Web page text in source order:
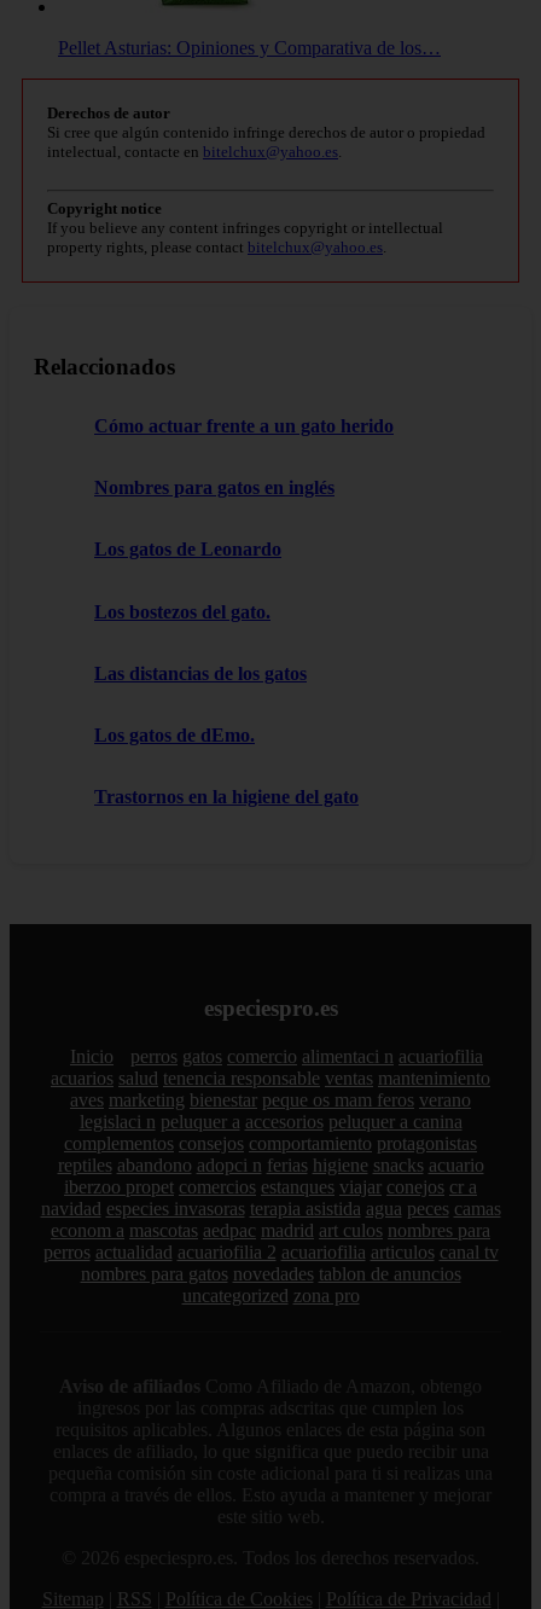
Pellet Asturias: Opiniones y Comparativa de los…
Derechos de autor
Si cree que algún contenido infringe derechos de autor o propiedad
intelectual, contacte en bitelchux@yahoo.es.
Copyright notice
If you believe any content infringes copyright or intellectual
property rights, please contact bitelchux@yahoo.es.
Relaccionados
Cómo actuar frente a un gato herido
Nombres para gatos en inglés
Los gatos de Leonardo
Los bostezos del gato.
Las distancias de los gatos
Los gatos de dEmo.
Trastornos en la higiene del gato
especiespro.es
Inicio perros gatos comercio alimentaci n acuariofilia
acuarios salud tenencia responsable ventas mantenimiento
aves marketing bienestar peque os mam feros verano
legislaci n peluquer a accesorios peluquer a canina
complementos consejos comportamiento protagonistas
reptiles abandono adopci n ferias higiene snacks acuario
iberzoo propet comercios estanques viajar conejos cr a
navidad especies invasoras terapia asistida agua peces camas
econom a mascotas aedpac madrid art culos nombres para
perros actualidad acuariofilia 2 acuariofilia articulos canal tv
nombres para gatos novedades tablon de anuncios
uncategorized zona pro
Aviso de afiliados Como Afiliado de Amazon, obtengo
ingresos por las compras adscritas que cumplen los
requisitos aplicables. Algunos enlaces de esta página son
enlaces de afiliado, lo que significa que puedo recibir una
pequeña comisión sin coste adicional para ti si realizas una
compra a través de ellos. Esto ayuda a mantener y mejorar
este sitio web.
© 2026 especiespro.es. Todos los derechos reservados.
Sitemap
RSS Política de Cookies Política de Privacidad